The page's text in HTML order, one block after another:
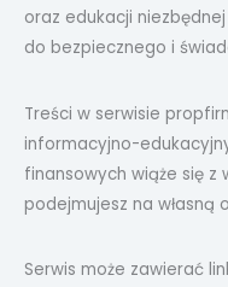
oraz edukacji niezbędnej
do bezpiecznego i
Treści w serwisie
informacyjno-
finansowych wiąże się z
podejmujesz na własną
Serwis może zawierać